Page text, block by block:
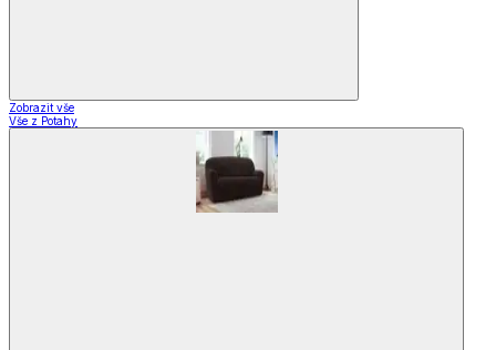
Zobrazit vše
Vše z Potahy